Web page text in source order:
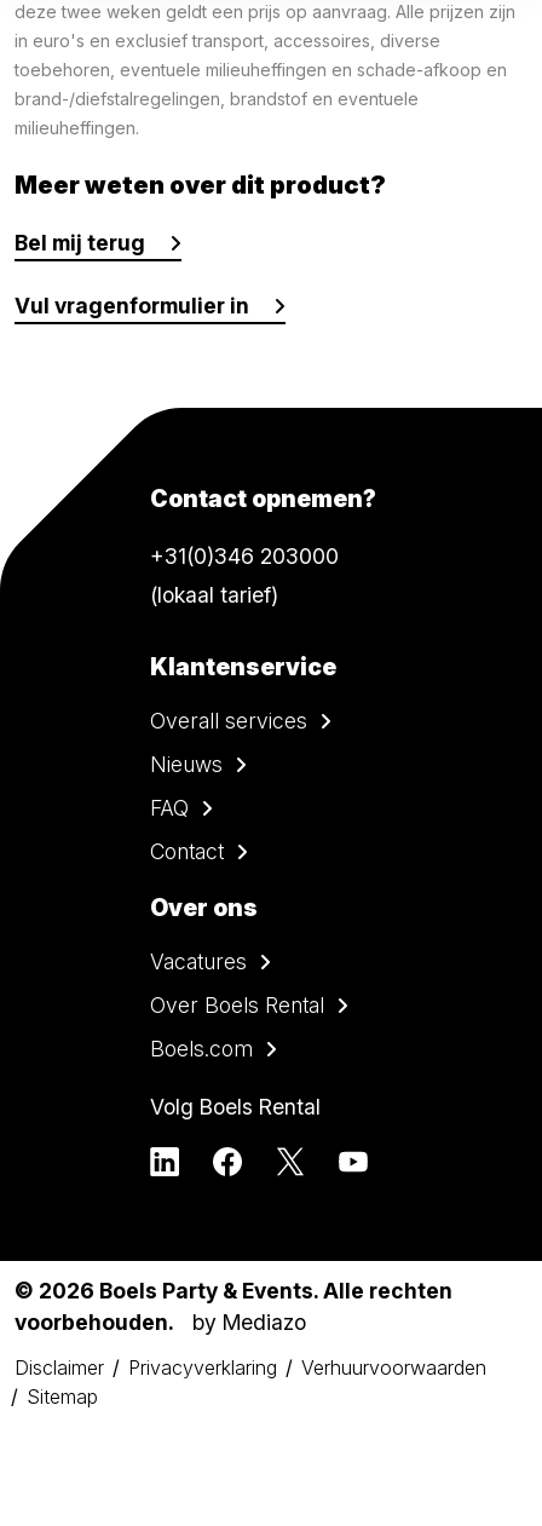
deze twee weken geldt een prijs op aanvraag. Alle prijzen zijn
in euro's en exclusief transport, accessoires, diverse
toebehoren, eventuele milieuheffingen en schade-afkoop en
brand-/diefstalregelingen, brandstof en eventuele
milieuheffingen.
Meer weten over dit product?
Bel mij terug
Vul vragenformulier in
Contact opnemen?
+31(0)346 203000
(lokaal tarief)
Klantenservice
Overall services
Nieuws
FAQ
Contact
Over ons
Vacatures
Over Boels Rental
Boels.com
Volg Boels Rental
© 2026 Boels Party & Events. Alle rechten
voorbehouden.
by Mediazo
Disclaimer Privacyverklaring
Verhuurvoorwaarden
Sitemap